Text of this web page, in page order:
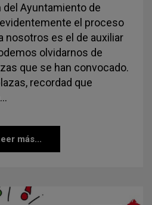
Ayuntamiento de
el proceso
nosotros es el de auxiliar
olvidarnos de
que se han convocado.
recordad que
más...